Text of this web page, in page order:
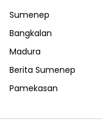
Sumenep
Bangkalan
Madura
Berita Sumenep
Pamekasan